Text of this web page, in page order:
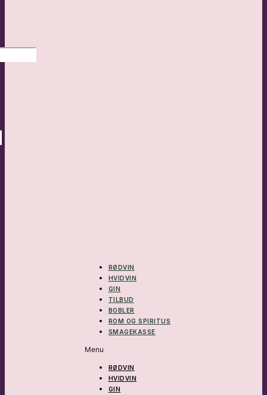
RØDVIN
HVIDVIN
GIN
TILBUD
BOBLER
ROM OG SPIRITUS
SMAGEKASSE
Menu
RØDVIN
HVIDVIN
GIN